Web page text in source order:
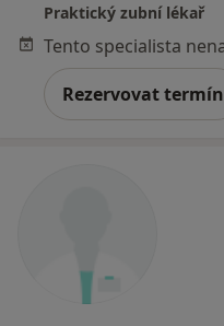
Praktický zubní lékař
Rezervovat termín